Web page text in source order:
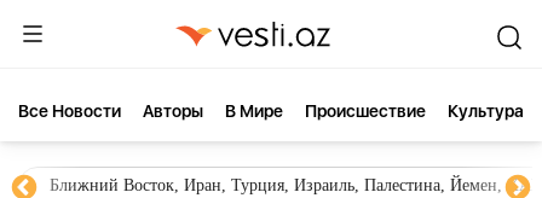
Все Новости Aвторы В Мире Происшествие Культура
Ближний Восток, Иран, Турция, Израиль, Палестина, Йемен,